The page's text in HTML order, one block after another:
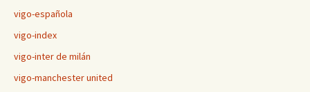
vigo-española
vigo-index
vigo-inter de milán
vigo-manchester united